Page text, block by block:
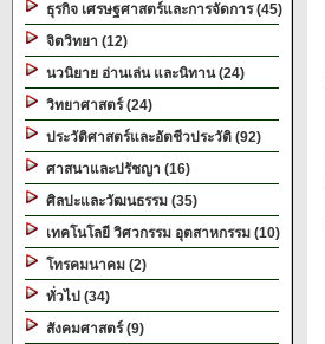
ธุรกิจ เศรษฐศาสตร์และการจัดการ (45)
จิตวิทยา (12)
นวนิยาย อ่านเล่น และนิทาน (24)
วิทยาศาสตร์ (24)
ประวัติศาสตร์และอัตชีวประวัติ (92)
ศาสนาและปรัชญา (16)
ศิลปะและวัฒนธรรม (35)
เทคโนโลยี วิศวกรรม อุตสาหกรรม (10)
โทรคมนาคม (2)
ทั่วไป (34)
สังคมศาสตร์ (9)